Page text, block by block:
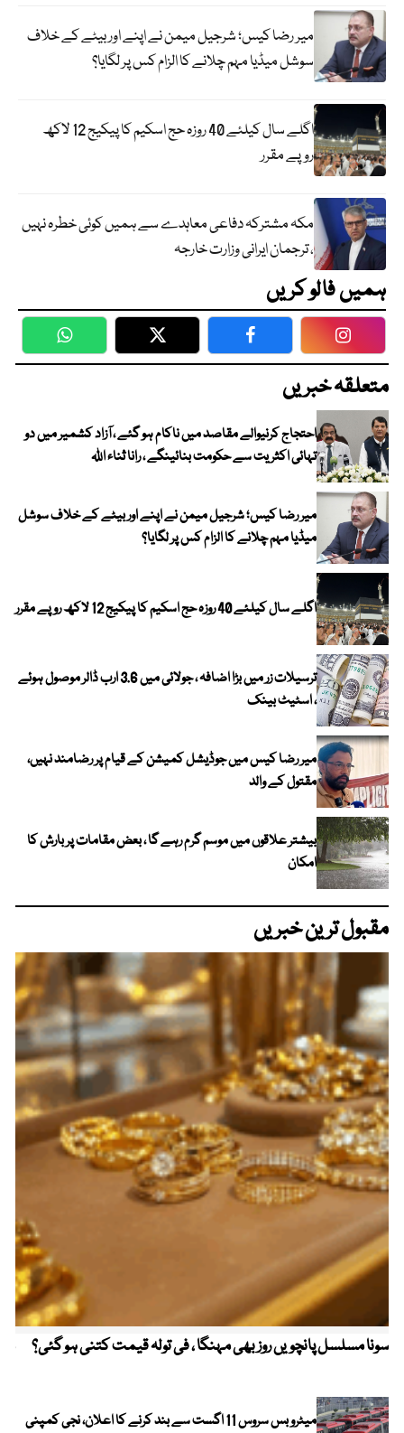
میر رضا کیس؛ شرجیل میمن نے اپنے اور بیٹے کے خلاف
سوشل میڈیا مہم چلانے کا الزام کس پر لگایا؟
اگلے سال کیلئے 40 روزہ حج اسکیم کا پیکیج 12 لاکھ
روپے مقرر
مکہ مشترکہ دفاعی معاہدے سے ہمیں کوئی خطرہ نہیں
، ترجمان ایرانی وزارت خارجہ
ہمیں فالو کریں
WhatsApp Twitter Facebook
متعلقہ خبریں
احتجاج کرنیوالے مقاصد میں ناکام ہو گئے ، آزاد کشمیر میں دو
تہائی اکثریت سے حکومت بنائینگے ، رانا ثناء اللہ
میر رضا کیس؛ شرجیل میمن نے اپنے اور بیٹے کے خلاف سوشل
میڈیا مہم چلانے کا الزام کس پر لگایا؟
اگلے سال کیلئے 40 روزہ حج اسکیم کا پیکیج 12 لاکھ روپے مقرر
ترسیلات زر میں بڑا اضافہ ، جولائی میں 3.6 ارب ڈالر موصول ہوئے
، اسٹیٹ بینک
میر رضا کیس میں جوڈیشل کمیشن کے قیام پر رضامند نہیں،
مقتول کے والد
بیشتر علاقوں میں موسم گرم رہے گا ، بعض مقامات پر بارش کا
امکان
مقبول ترین خبریں
سونا مسلسل پانچویں روز بھی مہنگا ، فی تولہ قیمت کتنی ہو گئی؟
میٹرو بس سروس 11 اگست سے بند کرنے کا اعلان، نجی کمپنی